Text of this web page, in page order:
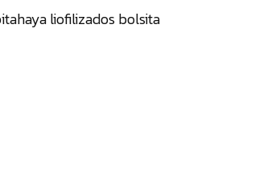
liofilizados bolsita